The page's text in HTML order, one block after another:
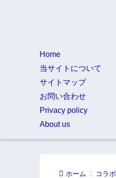
Home
当サイトについて
サイトマップ
お問い合わせ
Privacy policy
About us
ホーム コラボ